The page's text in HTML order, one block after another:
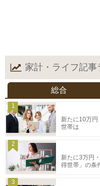
家計・ライフ記事
総合
1
新たに10万円
世帯は
2
新たに3万円
得世帯」の条
3